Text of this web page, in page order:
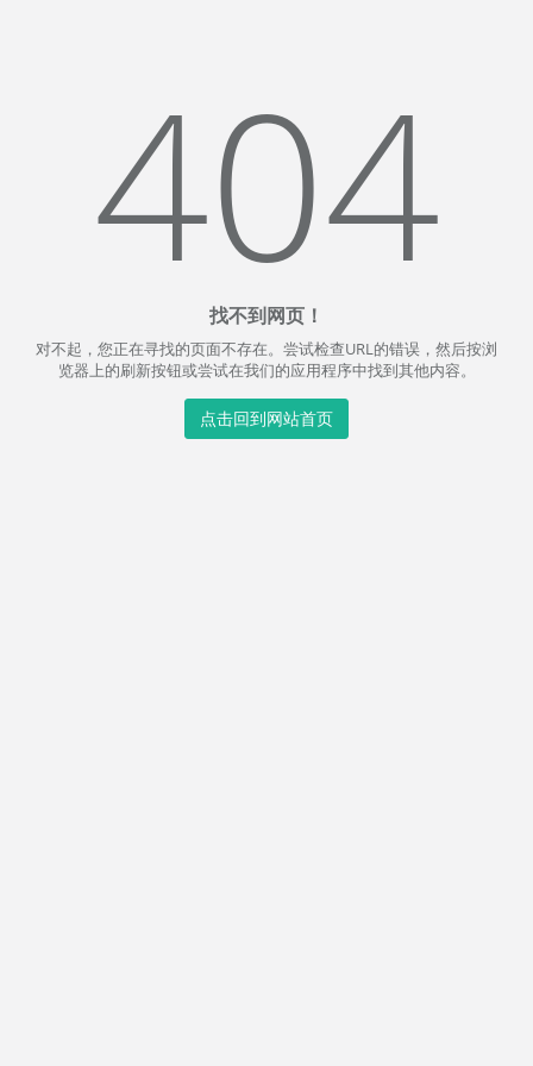
404
找不到网页！
对不起，您正在寻找的页面不存在。尝试检查URL的错误，然后按浏
览器上的刷新按钮或尝试在我们的应用程序中找到其他内容。
点击回到网站首页